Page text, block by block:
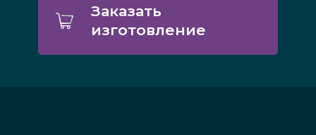
Заказать
изготовление